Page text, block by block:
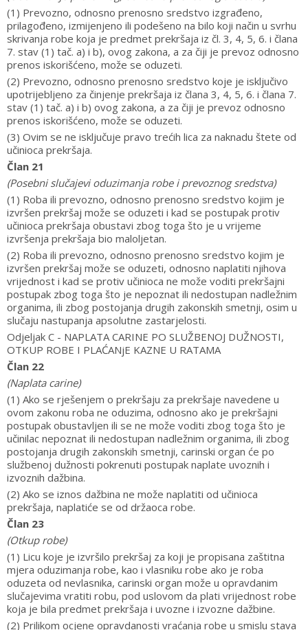
(1) Prevozno, odnosno prenosno sredstvo izgrađeno,
prilagođeno, izmijenjeno ili podešeno na bilo koji način u svrhu
skrivanja robe koja je predmet prekršaja iz čl. 3, 4, 5, 6. i člana
7. stav (1) tač. a) i b), ovog zakona, a za čiji je prevoz odnosno
prenos iskorišćeno, može se oduzeti.
(2) Prevozno, odnosno prenosno sredstvo koje je isključivo
upotrijebljeno za činjenje prekršaja iz člana 3, 4, 5, 6. i člana 7.
stav (1) tač. a) i b) ovog zakona, a za čiji je prevoz odnosno
prenos iskorišćeno, može se oduzeti.
(3) Ovim se ne isključuje pravo trećih lica za naknadu štete od
učinioca prekršaja.
Član 21
(Posebni slučajevi oduzimanja robe i prevoznog sredstva)
(1) Roba ili prevozno, odnosno prenosno sredstvo kojim je
izvršen prekršaj može se oduzeti i kad se postupak protiv
učinioca prekršaja obustavi zbog toga što je u vrijeme
izvršenja prekršaja bio maloljetan.
(2) Roba ili prevozno, odnosno prenosno sredstvo kojim je
izvršen prekršaj može se oduzeti, odnosno naplatiti njihova
vrijednost i kad se protiv učinioca ne može voditi prekršajni
postupak zbog toga što je nepoznat ili nedostupan nadležnim
organima, ili zbog postojanja drugih zakonskih smetnji, osim u
slučaju nastupanja apsolutne zastarjelosti.
Odjeljak C - NAPLATA CARINE PO SLUŽBENOJ DUŽNOSTI,
OTKUP ROBE I PLAĆANjE KAZNE U RATAMA
Član 22
(Naplata carine)
(1) Ako se rješenjem o prekršaju za prekršaje navedene u
ovom zakonu roba ne oduzima, odnosno ako je prekršajni
postupak obustavljen ili se ne može voditi zbog toga što je
učinilac nepoznat ili nedostupan nadležnim organima, ili zbog
postojanja drugih zakonskih smetnji, carinski organ će po
službenoj dužnosti pokrenuti postupak naplate uvoznih i
izvoznih dažbina.
(2) Ako se iznos dažbina ne može naplatiti od učinioca
prekršaja, naplatiće se od držaoca robe.
Član 23
(Otkup robe)
(1) Licu koje je izvršilo prekršaj za koji je propisana zaštitna
mjera oduzimanja robe, kao i vlasniku robe ako je roba
oduzeta od nevlasnika, carinski organ može u opravdanim
slučajevima vratiti robu, pod uslovom da plati vrijednost robe
koja je bila predmet prekršaja i uvozne i izvozne dažbine.
(2) Prilikom ocjene opravdanosti vraćanja robe u smislu stava